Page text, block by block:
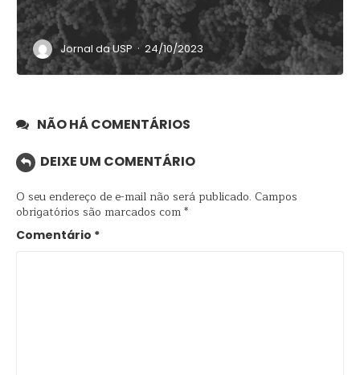
Jornal da USP · 24/10/2023
NÃO HÁ COMENTÁRIOS
DEIXE UM COMENTÁRIO
O seu endereço de e-mail não será publicado. Campos
obrigatórios são marcados com*
Comentário *